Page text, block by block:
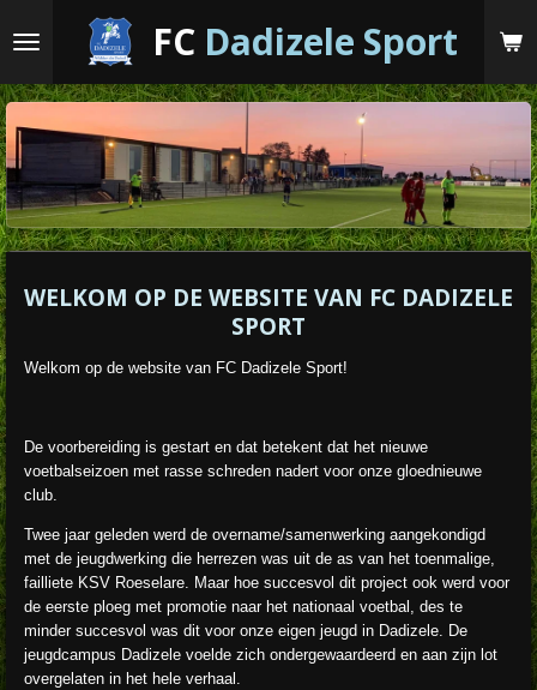
direct
de
FC Dadizele Sport
WELKOM OP DE WEBSITE VAN FC DADIZELE
SPORT
Welkom op de website van FC Dadizele Sport!
De voorbereiding is gestart en dat betekent dat het nieuwe
voetbalseizoen met rasse schreden nadert voor onze gloednieuwe
club.
Twee jaar geleden werd de overname/samenwerking aangekondigd
met de jeugdwerking die herrezen was uit de as van het toenmalige,
failliete KSV Roeselare. Maar hoe succesvol dit project ook werd voor
de eerste ploeg met promotie naar het nationaal voetbal, des te
minder succesvol was dit voor onze eigen jeugd in Dadizele. De
jeugdcampus Dadizele voelde zich ondergewaardeerd en aan zijn lot
overgelaten in het hele verhaal.